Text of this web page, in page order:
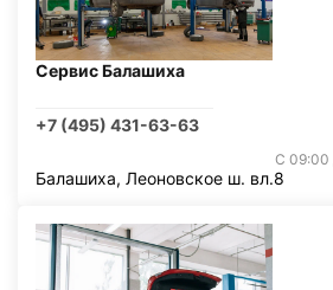
Сервис Балашиха
+7 (495) 431-63-63
С 09:00
Балашиха, Леоновское ш. вл.8